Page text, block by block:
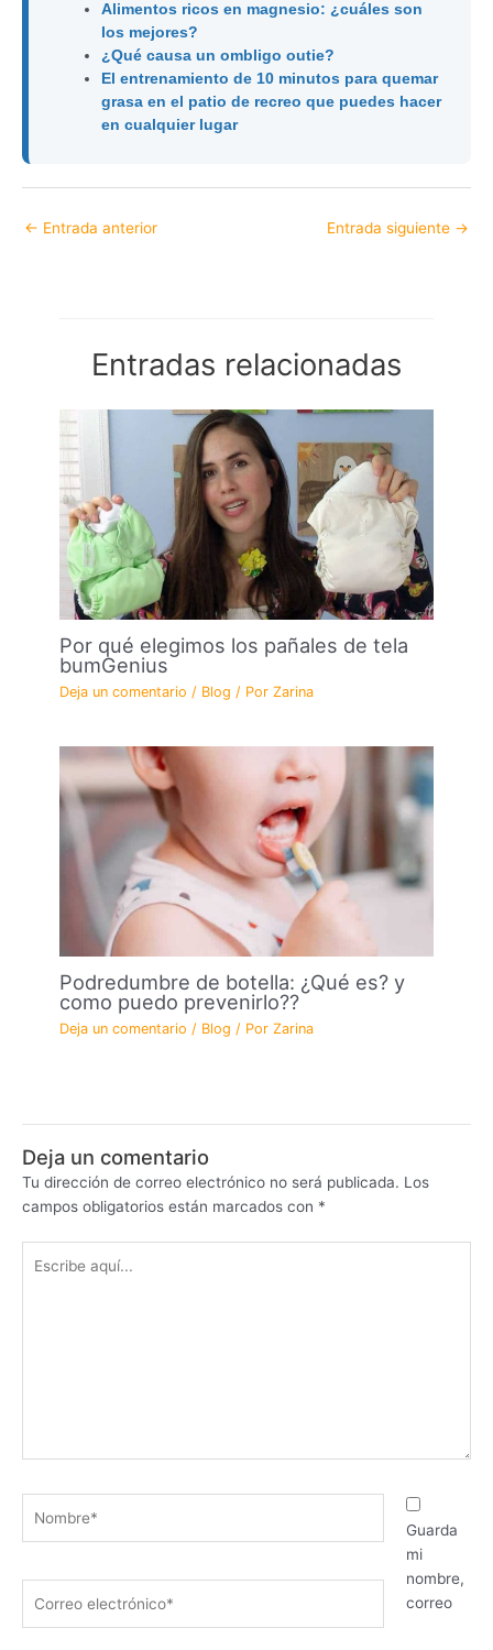
Alimentos ricos en magnesio: ¿cuáles son
los mejores?
¿Qué causa un ombligo outie?
El entrenamiento de 10 minutos para quemar
grasa en el patio de recreo que puedes hacer
en cualquier lugar
← Entrada anterior Entrada siguiente →
Entradas relacionadas
Por qué elegimos los pañales de tela
bumGenius
Deja un comentario / Blog / PorZarina
Podredumbre de botella: ¿Qué es? y
como puedo prevenirlo??
Deja un comentario / Blog / PorZarina
Deja un comentario
Tu dirección de correo electrónico no será publicada. Los
campos obligatorios están marcados con *
aquí...
electrónico*
Guarda
mi
nombre,
correo